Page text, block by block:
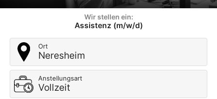
Wir stellen ein:
Assistenz (m/w/d)
Ort
Neresheim
Anstellungsart
Vollzeit